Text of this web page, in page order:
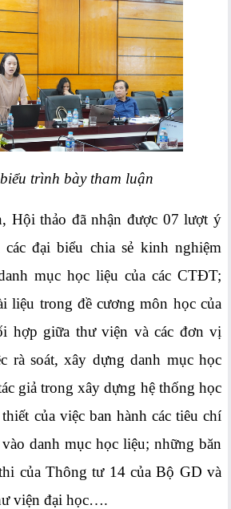
trình bày tham luận
Hội thảo đã nhận được 07 lượt ý
đại biểu chia sẻ kinh nghiệm
mục học liệu của các CTĐT;
liệu trong đề cương môn học của
hợp giữa thư viện và các đơn vị
rà soát, xây dựng danh mục học
giả trong xây dựng hệ thống học
của việc ban hành các tiêu chí
danh mục học liệu; những băn
của Thông tư 14 của Bộ GD và
viện đại học….